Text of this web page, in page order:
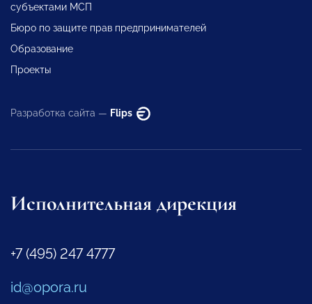
субъектами МСП
Бюро по защите прав предпринимателей
Образование
Проекты
Разработка сайта — Flips
Исполнительная дирекция
+7 (495) 247 4777
id@opora.ru